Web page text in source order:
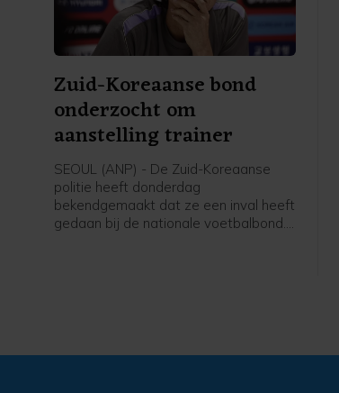
Zuid-Koreaanse bond
onderzocht om
aanstelling trainer
SEOUL (ANP) - De Zuid-Koreaanse
politie heeft donderdag
bekendgemaakt dat ze een inval heeft
gedaan bij de nationale voetbalbond.